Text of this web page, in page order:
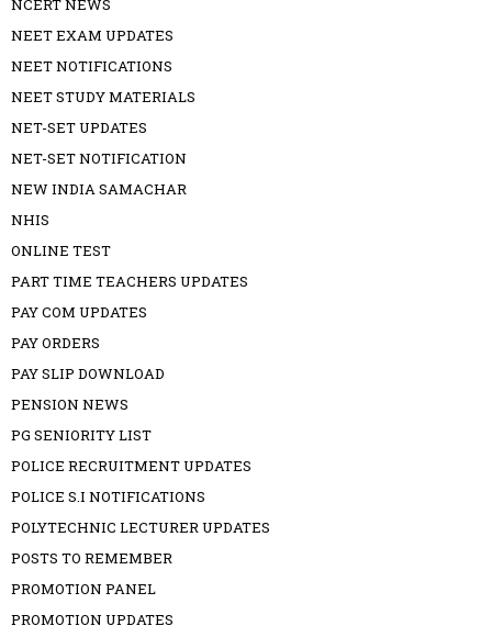
NCERT NEWS
NEET EXAM UPDATES
NEET NOTIFICATIONS
NEET STUDY MATERIALS
NET-SET UPDATES
NET-SET NOTIFICATION
NEW INDIA SAMACHAR
NHIS
ONLINE TEST
PART TIME TEACHERS UPDATES
PAY COM UPDATES
PAY ORDERS
PAY SLIP DOWNLOAD
PENSION NEWS
PG SENIORITY LIST
POLICE RECRUITMENT UPDATES
POLICE S.I NOTIFICATIONS
POLYTECHNIC LECTURER UPDATES
POSTS TO REMEMBER
PROMOTION PANEL
PROMOTION UPDATES